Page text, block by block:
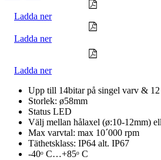
Ladda ner
Ladda ner
Ladda ner
Upp till 14bitar på singel varv &
Storlek: ø58mm
Status LED
Välj mellan hålaxel (ø:10-12mm)
Max varvtal: max 10´000 rpm
Täthetsklass: IP64 alt. IP67
-40ᵒ C…+85ᵒ C